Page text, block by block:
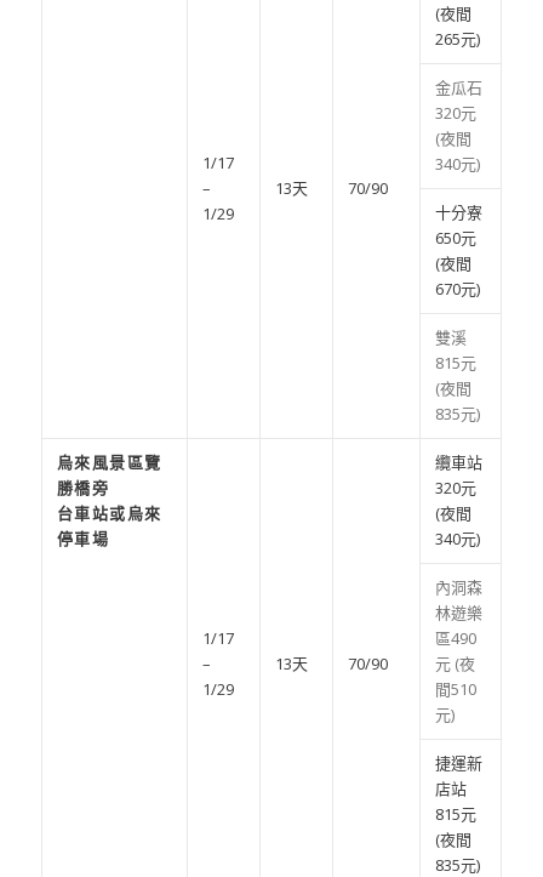
1/17
–
1/29
13天 70/90
(夜間
265元)
金瓜石
320元
(夜間
340元)
十分寮
650元
(夜間
670元)
雙溪
815元
(夜間
835元)
烏來風景區覽
勝橋旁
台車站或烏來
停車場
1/17
–
1/29
13天 70/90
纜車站
320元
(夜間
340元)
內洞森
林遊樂
區490
元 (夜
間510
元)
捷運新
店站
815元
(夜間
835元)